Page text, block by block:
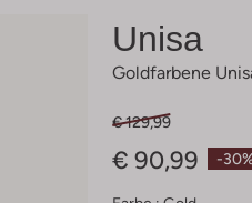
Unisa
Goldfarbene
-
€ 129,99
€ 90,99